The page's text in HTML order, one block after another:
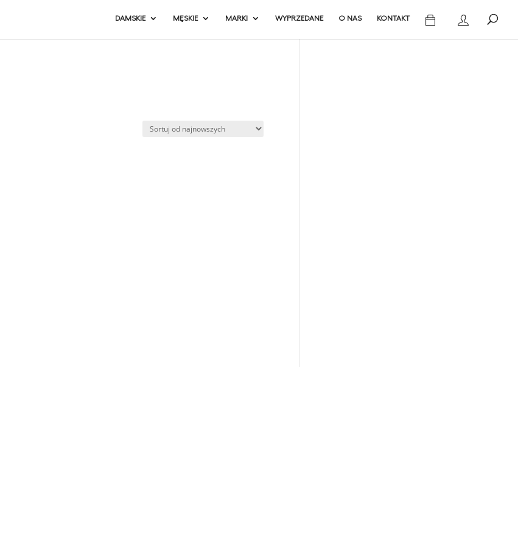
DAMSKIE MĘSKIE MARKI WYPRZEDANE O NAS KONTAKT